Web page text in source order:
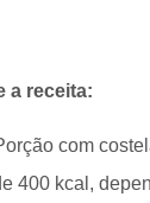
a receita:
com
400 kcal,